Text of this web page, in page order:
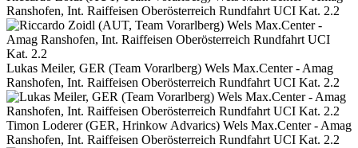
Ranshofen, Int. Raiffeisen Oberösterreich Rundfahrt UCI Kat. 2.2
Lukas Meiler, GER (Team Vorarlberg) Wels Max.Center - Amag
Ranshofen, Int. Raiffeisen Oberösterreich Rundfahrt UCI Kat. 2.2
Timon Loderer (GER, Hrinkow Advarics) Wels Max.Center - Amag
Ranshofen, Int. Raiffeisen Oberösterreich Rundfahrt UCI Kat. 2.2